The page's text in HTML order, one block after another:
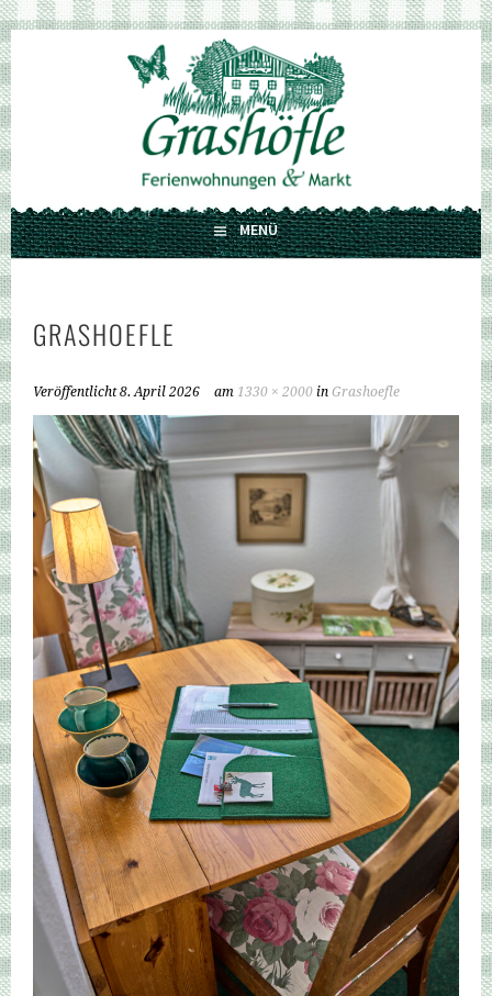
Springe
zum
Inhalt
GRASHÖFLE
FERIENWOHNUNGEN UND MARKT
MENÜ
GRASHOEFLE
Veröffentlicht8. April 2026 am 1330 × 2000 inGrashoefle